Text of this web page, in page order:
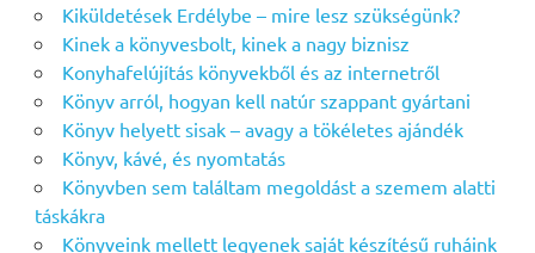
Kiküldetések Erdélybe – mire lesz szükségünk?
Kinek a könyvesbolt, kinek a nagy biznisz
Konyhafelújítás könyvekből és az internetről
Könyv arról, hogyan kell natúr szappant gyártani
Könyv helyett sisak – avagy a tökéletes ajándék
Könyv, kávé, és nyomtatás
Könyvben sem találtam megoldást a szemem alatti
táskákra
Könyveink mellett legyenek saját készítésű ruháink